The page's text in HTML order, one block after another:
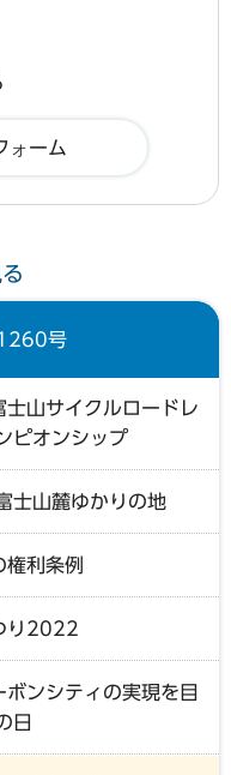
号
山サイクルロードレ
ピオンシップ
士山麓ゆかりの地
権利条例
り2022
ボンシティの実現を目
日